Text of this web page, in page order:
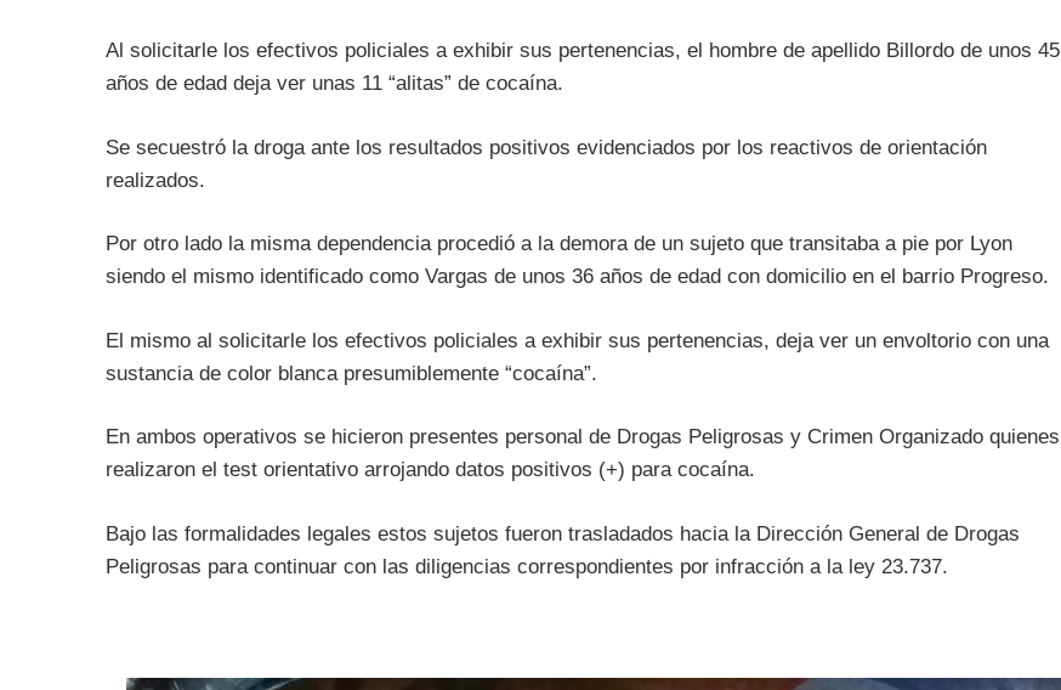
Al solicitarle los efectivos policiales a exhibir sus pertenencias, el hombre de apellido Billordo de unos 45
años de edad deja ver unas 11 “alitas” de cocaína.
Se secuestró la droga ante los resultados positivos evidenciados por los reactivos de orientación
realizados.
Por otro lado la misma dependencia procedió a la demora de un sujeto que transitaba a pie por Lyon
siendo el mismo identificado como Vargas de unos 36 años de edad con domicilio en el barrio Progreso.
El mismo al solicitarle los efectivos policiales a exhibir sus pertenencias, deja ver un envoltorio con una
sustancia de color blanca presumiblemente “cocaína”.
En ambos operativos se hicieron presentes personal de Drogas Peligrosas y Crimen Organizado quienes
realizaron el test orientativo arrojando datos positivos (+) para cocaína.
Bajo las formalidades legales estos sujetos fueron trasladados hacia la Dirección General de Drogas
Peligrosas para continuar con las diligencias correspondientes por infracción a la ley 23.737.